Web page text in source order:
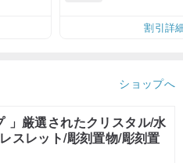
割引詳
ショップへ
」厳選されたクリスタル/水
スレット/彫刻置物/彫刻置